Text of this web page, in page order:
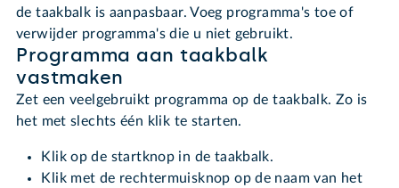
de taakbalk is aanpasbaar. Voeg programma's toe of
verwijder programma's die u niet gebruikt.
Programma aan taakbalk
vastmaken
Zet een veelgebruikt programma op de taakbalk. Zo is
het met slechts één klik te starten.
Klik op de startknop in de taakbalk.
Klik met de rechtermuisknop op de naam van het